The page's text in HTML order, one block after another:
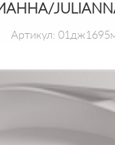
Артикул: